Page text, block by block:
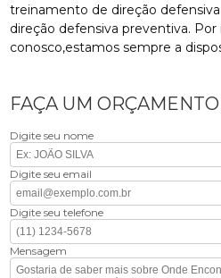
treinamento de direção
direção defensiva preventiva.
conosco,estamos sempre a
FAÇA UM ORÇAMENTO
Digite seu nome
Digite seu email
Digite seu telefone
Mensagem